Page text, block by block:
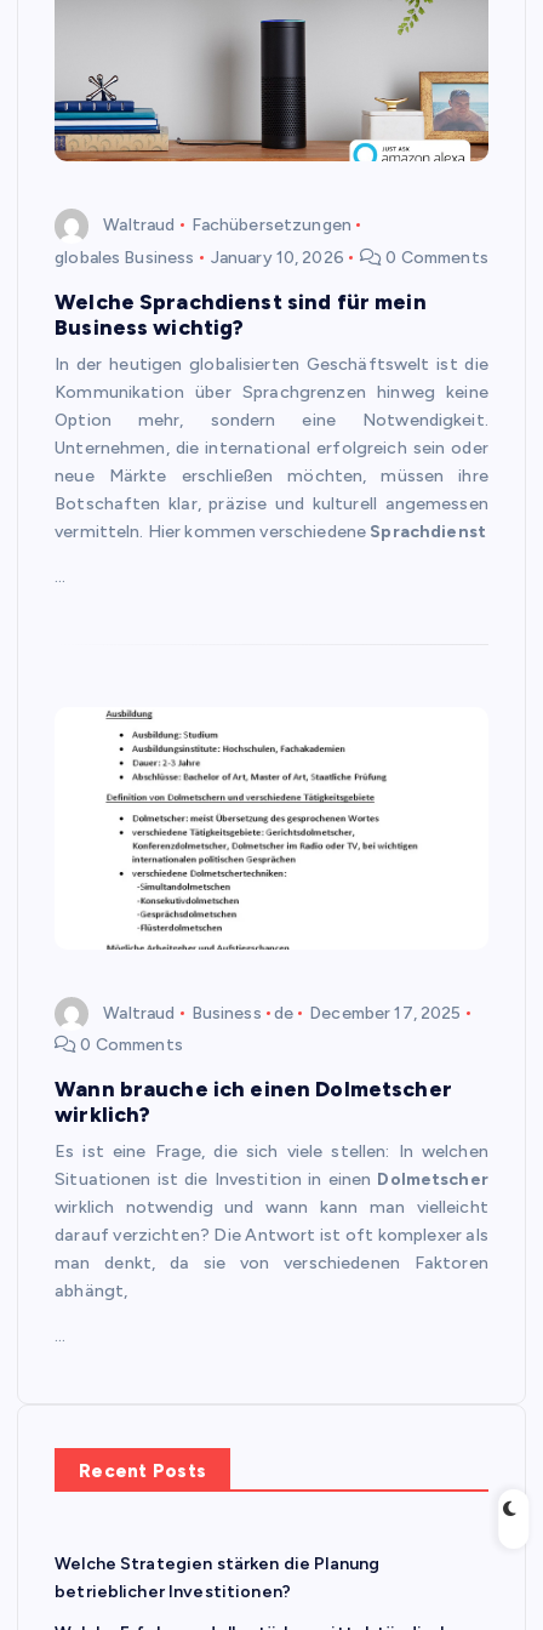
Waltraud
Fachübersetzungen
globales Business
January 10, 2026 0 Comments
Welche Sprachdienst sind für mein
Business wichtig?
In der heutigen globalisierten Geschäftswelt ist die
Kommunikation über Sprachgrenzen hinweg keine
Option mehr, sondern eine Notwendigkeit.
Unternehmen, die international erfolgreich sein oder
neue Märkte erschließen möchten, müssen ihre
Botschaften klar, präzise und kulturell angemessen
vermitteln. Hier kommen verschiedene Sprachdienst
…
Waltraud Business de
December 17, 2025
0 Comments
Wann brauche ich einen Dolmetscher
wirklich?
Es ist eine Frage, die sich viele stellen: In welchen
Situationen ist die Investition in einen Dolmetscher
wirklich notwendig und wann kann man vielleicht
darauf verzichten? Die Antwort ist oft komplexer als
man denkt, da sie von verschiedenen Faktoren
abhängt,
…
Recent Posts
Welche Strategien stärken die Planung
betrieblicher Investitionen?